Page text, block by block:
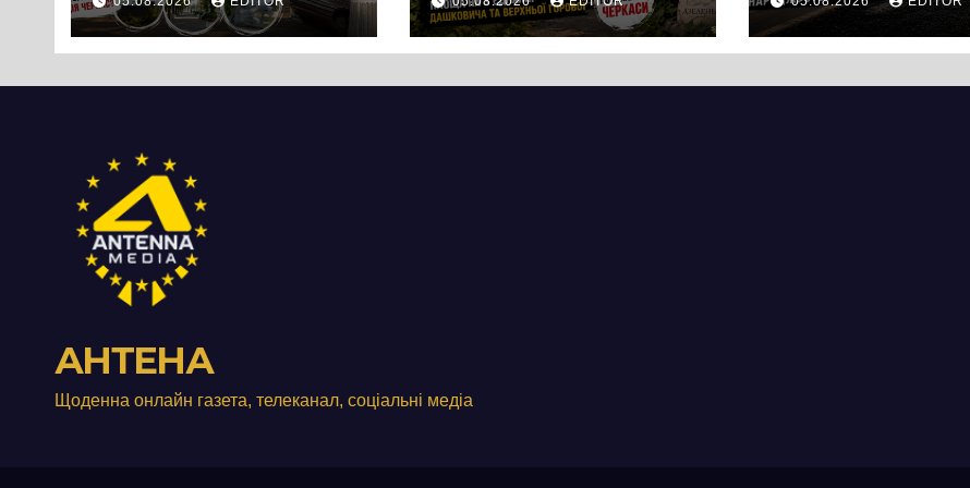
Черкас
історичне серце
Черкас. Звідси
дорогу.
ведуться на
АНТЕНА
Щоденна онлайн газета, телеканал, соціальні медіа